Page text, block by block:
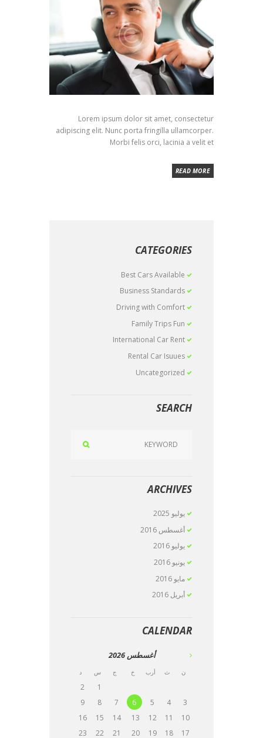
Lorem ipsum dolor sit amet, consectetur
adipiscing elit. Nunc porta fringilla ullamcorper.
Morbi felis orci, lacinia a velit et
READ MORE
CATEGORIES
Best Cars Available
Business Standards
Driving with Comfort
Family Trips Fun
International Car Rent
Rental Car Isuues
Uncategorized
SEARCH
ARCHIVES
يوليو 2025
أغسطس2016
يوليو2016
يونيو2016
مايو2016
أبريل2016
CALENDAR
أغسطس 2026
ن ث أرب خ ج س د
1
2
3
4
5
6
7
8
9
10
11
12
13
14
15
16
17
18
19
20
21
22
23